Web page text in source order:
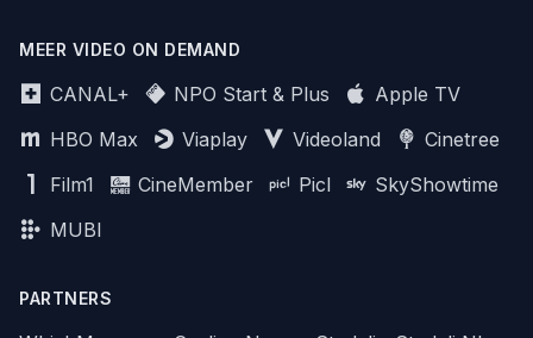
MEER VIDEO ON DEMAND
CANAL+ NPO Start & Plus
Apple TV
HBO Max
Viaplay Videoland
Cinetree
Film1
CineMember Picl
SkyShowtime
MUBI
PARTNERS